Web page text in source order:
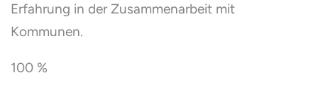
Erfahrung in der Zusammenarbeit mit
Kommunen.
100 %